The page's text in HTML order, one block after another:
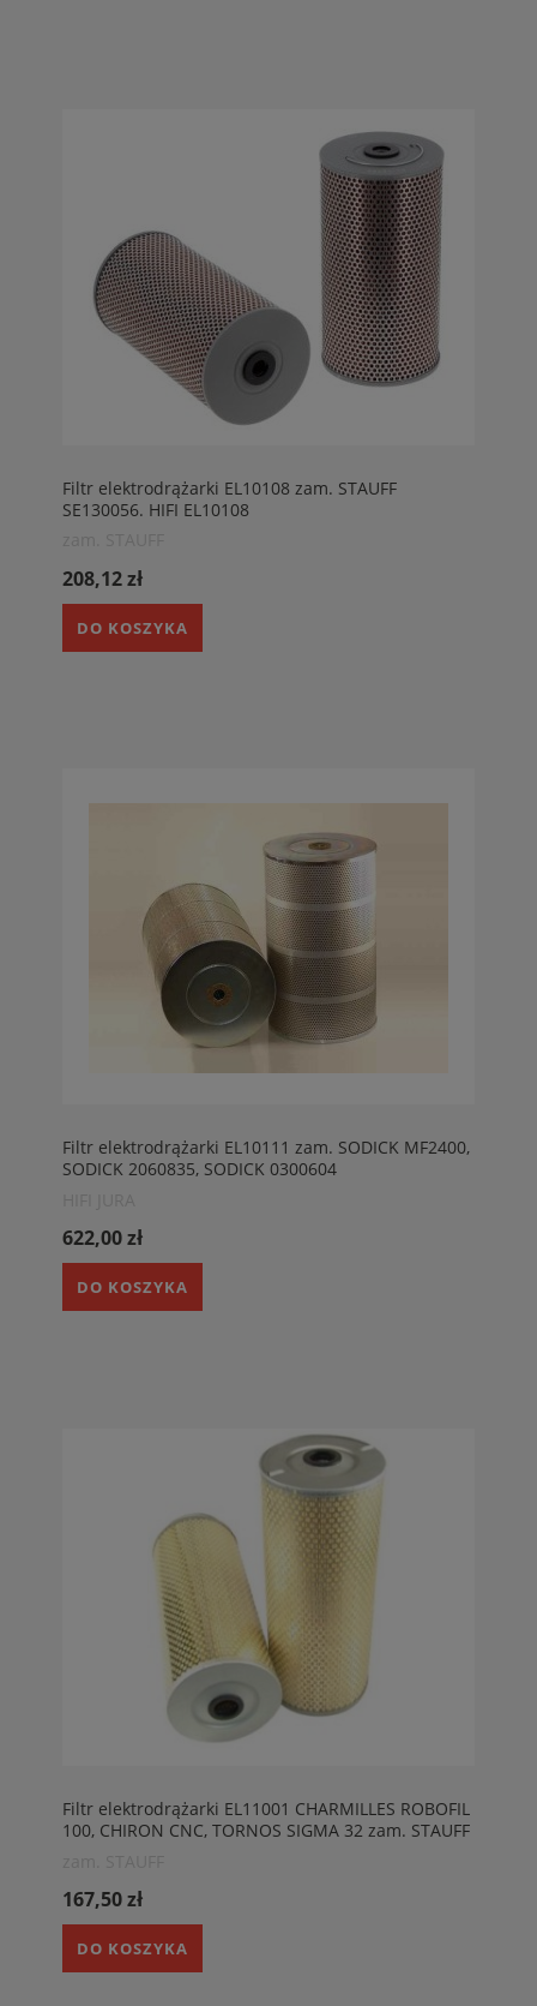
Filtr elektrodrążarki EL10108 zam. STAUFF
SE130056. HIFI EL10108
208,12 zł
DO KOSZYKA
Filtr elektrodrążarki EL10111 zam. SODICK MF2400,
SODICK 2060835, SODICK 0300604
622,00 zł
DO KOSZYKA
Filtr elektrodrążarki EL11001 CHARMILLES ROBOFIL
100, CHIRON CNC, TORNOS SIGMA 32 zam. STAUFF
167,50 zł
DO KOSZYKA